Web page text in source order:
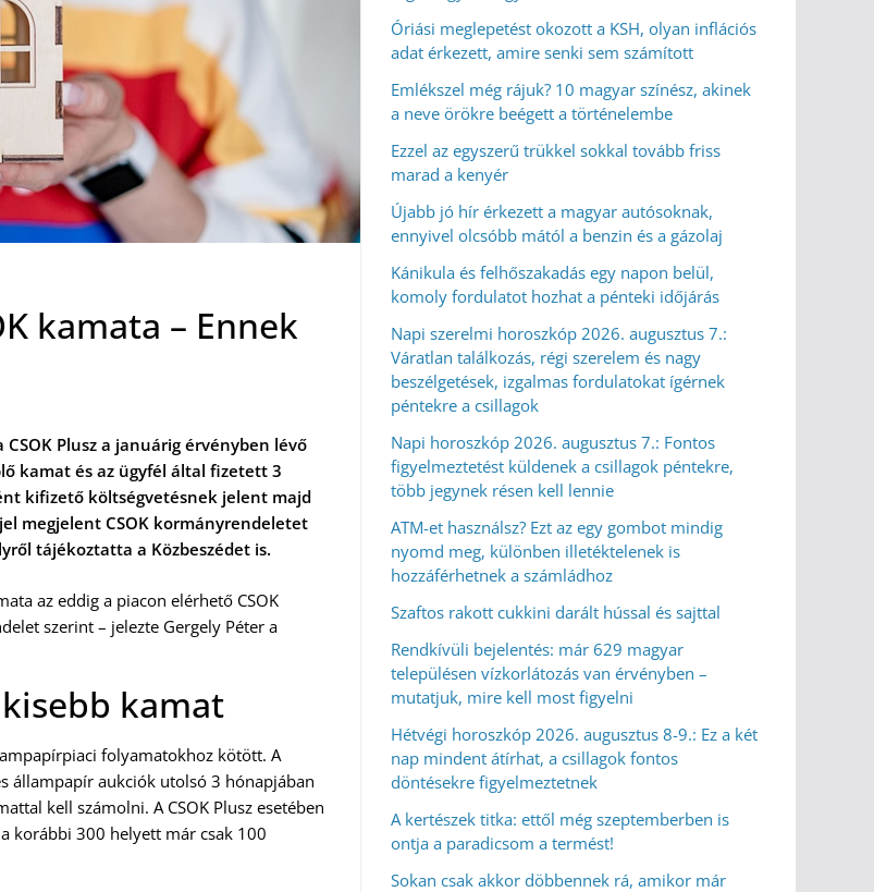
kamata – Ennek
Plusz a januárig érvényben lévő
kamat és az ügyfél által fizetett 3
kifizető költségvetésnek jelent majd
megjelent CSOK kormányrendeletet
tájékoztatta a Közbeszédet is.
az eddig a piacon elérhető CSOK
szerint – jelezte Gergely Péter a
kamat
folyamatokhoz kötött. A
állampapír aukciók utolsó 3 hónapjában
kell számolni. A CSOK Plusz esetében
korábbi 300 helyett már csak 100
Óriási meglepetést okozott a KSH, olyan inflációs
adat érkezett, amire senki sem számított
Emlékszel még rájuk? 10 magyar színész, akinek
a neve örökre beégett a történelembe
Ezzel az egyszerű trükkel sokkal tovább friss
marad a kenyér
Újabb jó hír érkezett a magyar autósoknak,
ennyivel olcsóbb mától a benzin és a gázolaj
Kánikula és felhőszakadás egy napon belül,
komoly fordulatot hozhat a pénteki időjárás
Napi szerelmi horoszkóp 2026. augusztus 7.:
Váratlan találkozás, régi szerelem és nagy
beszélgetések, izgalmas fordulatokat ígérnek
péntekre a csillagok
Napi horoszkóp 2026. augusztus 7.: Fontos
figyelmeztetést küldenek a csillagok péntekre,
több jegynek résen kell lennie
ATM-et használsz? Ezt az egy gombot mindig
nyomd meg, különben illetéktelenek is
hozzáférhetnek a számládhoz
Szaftos rakott cukkini darált hússal és sajttal
Rendkívüli bejelentés: már 629 magyar
településen vízkorlátozás van érvényben –
mutatjuk, mire kell most figyelni
Hétvégi horoszkóp 2026. augusztus 8-9.: Ez a két
nap mindent átírhat, a csillagok fontos
döntésekre figyelmeztetnek
A kertészek titka: ettől még szeptemberben is
ontja a paradicsom a termést!
Sokan csak akkor döbbennek rá, amikor már